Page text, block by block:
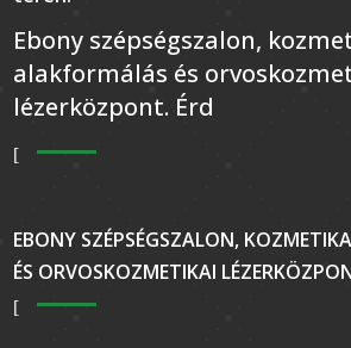
Ebony szépségszalon,
alakformálás és
lézerközpont. Érd
EBONY SZÉPSÉGSZALON,
ÉS ORVOSKOZMETIKAI